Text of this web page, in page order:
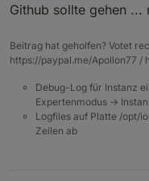
Github sollte gehen ...
Beitrag hat geholfen? Votet
https://paypal.me/Apollon77 /
Debug-Log für Instanz
Expertenmodus ->
Logfiles auf Platte /opt/
Zeilen ab